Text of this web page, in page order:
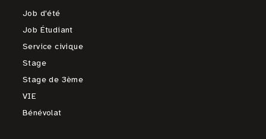
Job d'été
Job Étudiant
Service civique
Stage
Stage de 3ème
VIE
Bénévolat